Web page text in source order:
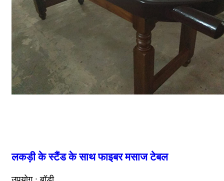
लकड़ी के स्टैंड के साथ फाइबर मसाज टेबल